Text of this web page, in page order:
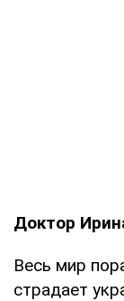
Доктор
Весь мир
страдает